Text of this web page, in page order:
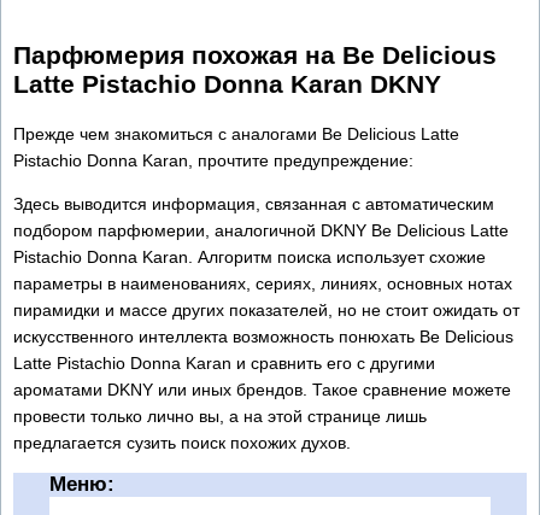
Парфюмерия похожая на Be Delicious
Latte Pistachio Donna Karan DKNY
Прежде чем знакомиться с аналогами Be Delicious Latte
Pistachio Donna Karan, прочтите предупреждение:
Здесь выводится информация, связанная с автоматическим
подбором парфюмерии, аналогичной DKNY Be Delicious Latte
Pistachio Donna Karan. Алгоритм поиска использует схожие
параметры в наименованиях, сериях, линиях, основных нотах
пирамидки и массе других показателей, но не стоит ожидать от
искусственного интеллекта возможность понюхать Be Delicious
Latte Pistachio Donna Karan и сравнить его с другими
ароматами DKNY или иных брендов. Такое сравнение можете
провести только лично вы, а на этой странице лишь
предлагается сузить поиск похожих духов.
Меню: